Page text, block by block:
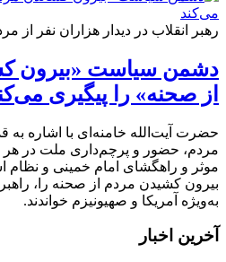
رهبر انقلاب در دیدار هزاران نفر از
دشمن سیاست «بیرون
از صحنه» را پیگیری
حضرت آیت‌الله خامنه‌ای با اشاره
مردم، حضور و پرچم‌داری ملت در هر
موثر و راهگشای امام خمینی و نظام
بیرون کشیدن مردم از صحنه را،
به‌ویژه آمریکا و صهیونیزم خواندند.
آخرین اخبار